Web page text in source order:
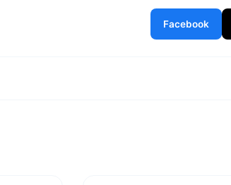
Facebook